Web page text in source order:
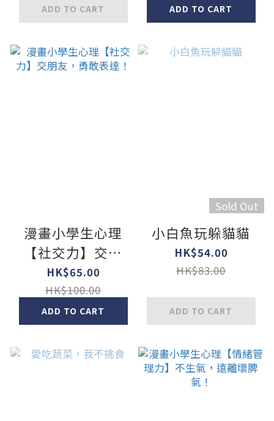
ADD TO CART ADD TO CART
漫畫小學生心理
【社交力】交朋
友，勇敢表達！
HK$65.00
HK$100.00
ADD TO CART
Sold Out
小白魚玩躲貓貓
HK$54.00
HK$83.00
ADD TO CART